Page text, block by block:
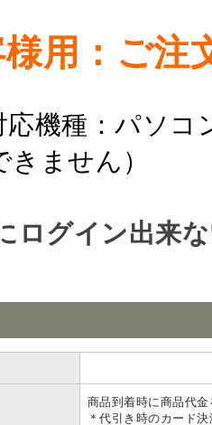
様用：ご注
応機種：パソ
ません）
ログイン出来
商品到着時に商品代
＊代引き時のカード